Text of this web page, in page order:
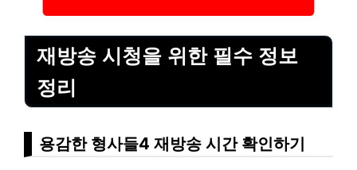
재방송 시청을 위한 필수 정보
정리
용감한 형사들4 재방송 시간 확인하기